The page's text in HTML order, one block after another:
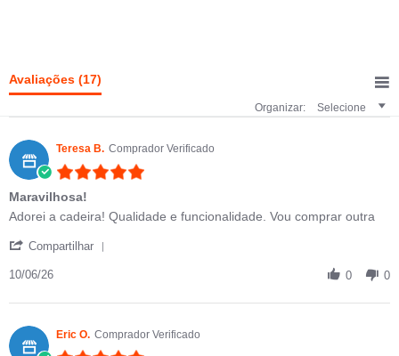
Avaliações (17)
Organizar: Selecione
Teresa B. Comprador Verificado
Maravilhosa!
Review by Teresa B. on 10 Jun 2026
review stating Maravilhosa!
Adorei a cadeira! Qualidade e funcionalidade. Vou comprar outra
Compartilhar
10/06/26 0 0
Eric O. Comprador Verificado